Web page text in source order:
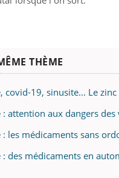
THÈME
covid-19, sinusite... Le
: attention aux dangers
: les médicaments sans
: des médicaments en